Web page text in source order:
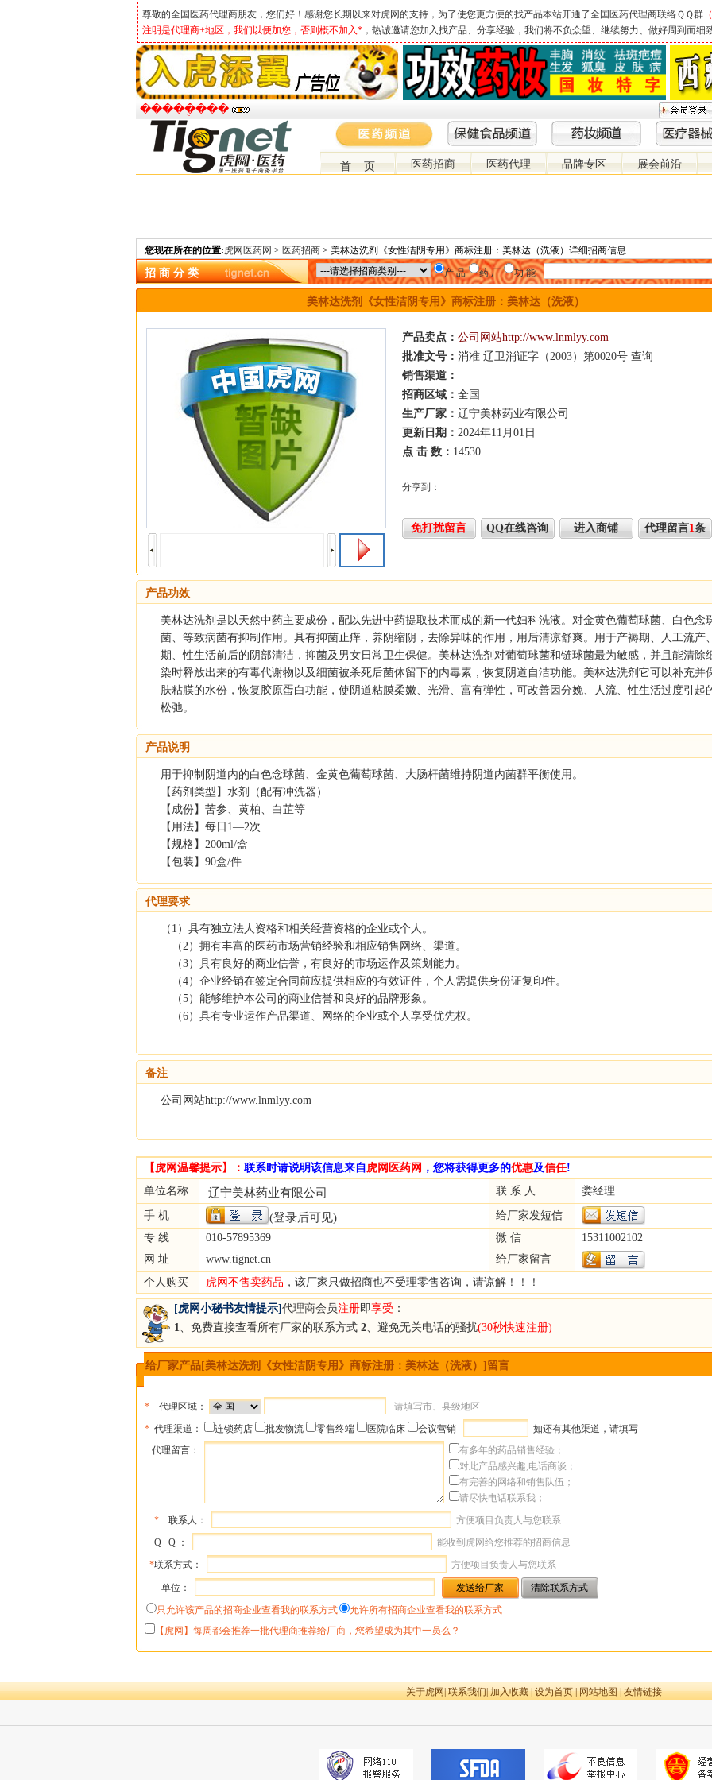
尊敬的全国医药代理商朋友，您们好！感谢您长期以来对虎网的支持，为了使您更方便的找产品本站开通了全国医药代理商联络ＱＱ群
注明是代理商+地区，我们以便加您，否则概不加入* ，热诚邀请您加入找产品、分享经验，我们将不负众望、继续努力、做好周到而
�����ֻ���
首 页 医药招商 医药代理 品牌专区 展会前沿
您现在所在的位置:虎网医药网 > 医药招商> 美林达洗剂《女性洁阴专用》商标注册：美林达（洗液）详细招商信息
招 商 分 类 产 品 药 厂 功 能
美林达洗剂《女性洁阴专用》商标注册：美林达（洗液）
产品卖点： 公司网站http://www.lnmlyy.com
批准文号： 消准 辽卫消证字（2003）第0020号 查询
销售渠道：
招商区域： 全国
生产厂家： 辽宁美林药业有限公司
更新日期： 2024年11月01日
点 击 数： 14530
分享到：
免打扰留言 QQ在线咨询 进入商铺 代理留言1条
产品功效
美林达洗剂是以天然中药主要成份，配以先进中药提取技术而成的新一代妇科洗液。对金黄色葡萄球菌、白色念
菌、等致病菌有抑制作用。具有抑菌止痒，养阴缩阴，去除异味的作用，用后清凉舒爽。用于产褥期、人工流产
期、性生活前后的阴部清洁，抑菌及男女日常卫生保健。美林达洗剂对葡萄球菌和链球菌最为敏感，并且能清除
染时释放出来的有毒代谢物以及细菌被杀死后菌体留下的内毒素，恢复阴道自洁功能。美林达洗剂它可以补充并
肤粘膜的水份，恢复胶原蛋白功能，使阴道粘膜柔嫩、光滑、富有弹性，可改善因分娩、人流、性生活过度引起
松弛。
产品说明
用于抑制阴道内的白色念球菌、金黄色葡萄球菌、大肠杆菌维持阴道内菌群平衡使用。
【药剂类型】水剂（配有冲洗器）
【成份】苦参、黄柏、白芷等
【用法】每日1—2次
【规格】200ml/盒
【包装】90盒/件
代理要求
（1）具有独立法人资格和相关经营资格的企业或个人。
（2）拥有丰富的医药市场营销经验和相应销售网络、渠道。
（3）具有良好的商业信誉，有良好的市场运作及策划能力。
（4）企业经销在签定合同前应提供相应的有效证件，个人需提供身份证复印件。
（5）能够维护本公司的商业信誉和良好的品牌形象。
（6）具有专业运作产品渠道、网络的企业或个人享受优先权。
备注
公司网站http://www.lnmlyy.com
【虎网温馨提示】： 联系时请说明该信息来自虎网医药网 ，您将获得更多的优惠及信任!
单位名称
辽宁美林药业有限公司 联 系 人 娄经理
手 机 (登录后可见)
给厂家发短信
专 线
010-57895369 微 信
15311002102
网 址
www.tignet.cn
给厂家留言
个人购买
虎网不售卖药品 ，该厂家只做招商也不受理零售咨询，请谅解！！！
[虎网小秘书友情提示]代理商会员注册即享受 ：
1、免费直接查看所有厂家的联系方式2、避免无关电话的骚扰(30秒快速注册)
给厂家产品[美林达洗剂《女性洁阴专用》商标注册：美林达（洗液）]留言
*代理区域：
请填写市、县级地区
*代理渠道： 连锁药店 批发物流 零售终端 医院临床 会议营销
如还有其他渠道，请填写
代理留言：
有多年的药品销售经验；
对此产品感兴趣,电话商谈；
有完善的网络和销售队伍；
请尽快电话联系我；
*联系人：
方便项目负责人与您联系
Q Q ：
能收到虎网给您推荐的招商信息
*联系方式： 方便项目负责人与您联系
单位：
只允许该产品的招商企业查看我的联系方式
允许所有招商企业查看我的联系方式
【虎网】每周都会推荐一批代理商推荐给厂商，您希望成为其中一员么？
关于虎网|联系我们|加入收藏|设为首页|网站地图|友情链接